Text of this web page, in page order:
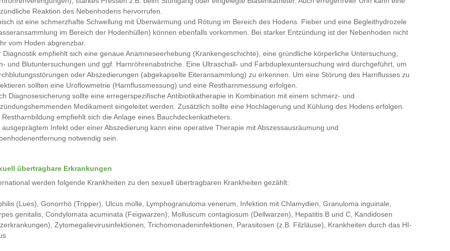
Reaktion des Nebenhodens hervorrufen.
ist eine schmerzhafte Schwellung mit Überwärmung und Rötung im Bereich des Hodens. Fieber und eine Begleithydrozele
im Bereich der Hodenhüllen) können ebenfalls vorkommen. Bei starker Entzündung ist der Nebenhoden nicht
vom Hoden abgrenzbar.
Diagnostik empfiehlt sich eine genaue Anamneseerhebung (Krankengeschichte), eine gründliche körperliche Untersuchung,
und Blutuntersuchungen und ggf. Harnröhrenabstriche. Eine Ultraschall- und Farbduplexuntersuchung wird durchgeführt, um
oder Abszedierungen (abgekapselte Eiteransammlung) zu erkennen. Um eine Störung des Harnflusses zu
sollten eine Uroflowmetrie (Harnflussmessung) und eine Restharnmessung erfolgen.
Diagnosesicherung sollte eine erregerspezifische Antibiotikatherapie in Kombination mit einem schmerz- und
Medikament eingeleitet werden. Zusätzlich sollte eine Hochlagerung und Kühlung des Hodens erfolgen.
Restharnbildung empfiehlt sich die Anlage eines Bauchdeckenkatheters.
ausgeprägtem Infekt oder einer Abszedierung kann eine operative Therapie mit Abszessausräumung und
notwendig sein.
übertragbare Erkrankungen
werden folgende Krankheiten zu den sexuell übertragbaren Krankheiten gezählt:
(Lues), Gonorrhö (Tripper), Ulcus molle, Lymphogranuloma venerum, Infektion mit Chlamydien, Granuloma inguinale,
genitalis, Condylomata acuminata (Feigwarzen), Molluscum contagiosum (Dellwarzen), Hepatitis B und C, Kandidosen
Zytomegalievirusinfektionen, Trichomonadeninfektionen, Parasitosen (z.B. Filzläuse), Krankheiten durch das HI-